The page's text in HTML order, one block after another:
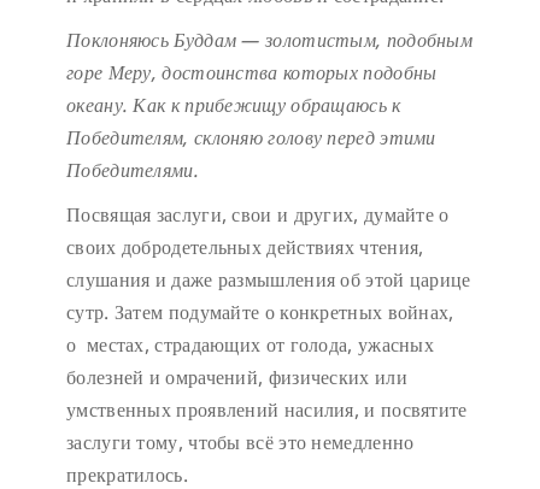
Поклоняюсь Буддам — золотистым, подобным
горе Меру, достоинства которых подобны
океану. Как к прибежищу обращаюсь к
Победителям, склоняю голову перед этими
Победителями.
Посвящая заслуги, свои и других, думайте о
своих добродетельных действиях чтения,
слушания и даже размышления об этой царице
сутр. Затем подумайте о конкретных войнах,
о местах, страдающих от голода, ужасных
болезней и омрачений, физических или
умственных проявлений насилия, и посвятите
заслуги тому, чтобы всё это немедленно
прекратилось.